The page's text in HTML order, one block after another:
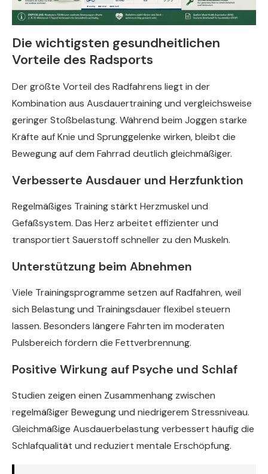
Die wichtigsten gesundheitlichen
Vorteile des Radsports
Der größte Vorteil des Radfahrens liegt in der
Kombination aus Ausdauertraining und vergleichsweise
geringer Stoßbelastung. Während beim Joggen starke
Kräfte auf Knie und Sprunggelenke wirken, bleibt die
Bewegung auf dem Fahrrad deutlich gleichmäßiger.
Verbesserte Ausdauer und Herzfunktion
Regelmäßiges Training stärkt Herzmuskel und
Gefäßsystem. Das Herz arbeitet effizienter und
transportiert Sauerstoff schneller zu den Muskeln.
Unterstützung beim Abnehmen
Viele Trainingsprogramme setzen auf Radfahren, weil
sich Belastung und Trainingsdauer flexibel steuern
lassen. Besonders längere Fahrten im moderaten
Pulsbereich fördern die Fettverbrennung.
Positive Wirkung auf Psyche und Schlaf
Studien zeigen einen Zusammenhang zwischen
regelmäßiger Bewegung und niedrigerem Stressniveau.
Gleichmäßige Ausdauerbelastung verbessert häufig die
Schlafqualität und reduziert mentale Erschöpfung.